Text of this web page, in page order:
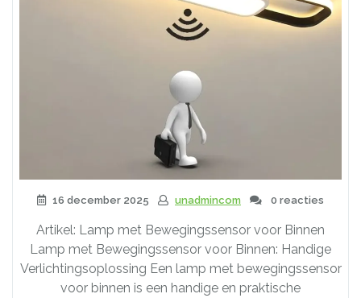
16 december 2025 unadmincom 0 reacties
Artikel: Lamp met Bewegingssensor voor Binnen
Lamp met Bewegingssensor voor Binnen: Handige
Verlichtingsoplossing Een lamp met bewegingssensor
voor binnen is een handige en praktische